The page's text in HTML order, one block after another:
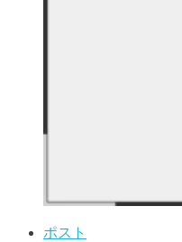
ポスト